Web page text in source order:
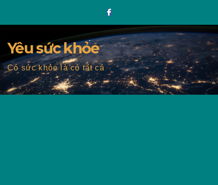
Yêu sức khỏe
Có sức khỏe là có tất cả